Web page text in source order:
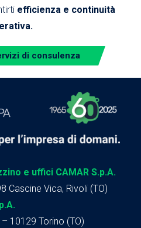
efficienza e continuità
di consulenza
e uffici CAMAR S.p.A.
Cascine Vica, Rivoli (TO)
10129 Torino (TO)